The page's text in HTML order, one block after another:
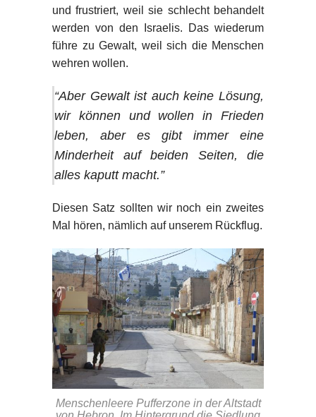
und frustriert, weil sie schlecht behandelt
werden von den Israelis. Das wiederum
führe zu Gewalt, weil sich die Menschen
wehren wollen.
“Aber Gewalt ist auch keine Lösung,
wir können und wollen in Frieden
leben, aber es gibt immer eine
Minderheit auf beiden Seiten, die
alles kaputt macht.”
Diesen Satz sollten wir noch ein zweites
Mal hören, nämlich auf unserem Rückflug.
Menschenleere Pufferzone in der Altstadt